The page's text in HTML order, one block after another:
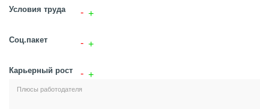
Условия труда
Соц.пакет
Карьерный рост